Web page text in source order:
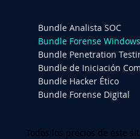
Bundle Analista SOC
Bundle Forense Windows
Bundle Penetration
Bundle de Iniciación
Bundle Hacker Ético
Bundle Forense Digital
Todos los precios de este